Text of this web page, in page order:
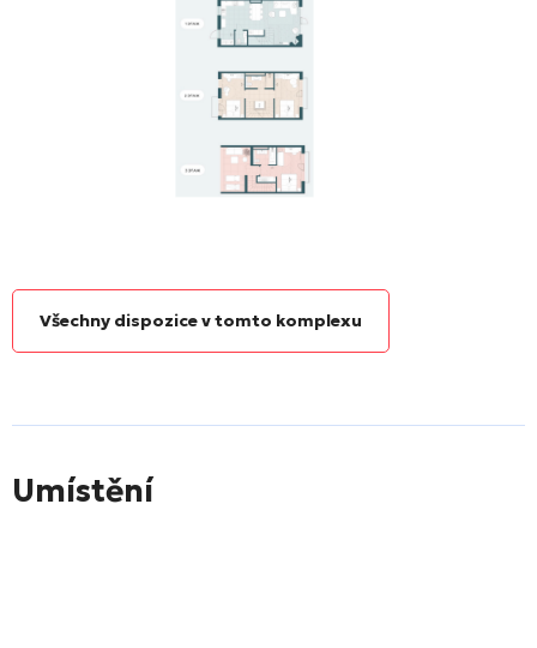
Všechny dispozice v tomto komplexu
Umístění